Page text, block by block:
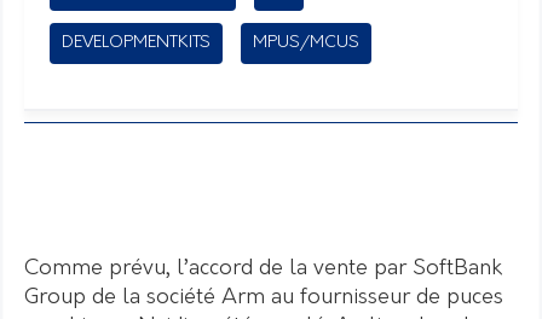
DEVELOPMENTKITS MPUS/MCUS
Comme prévu, l’accord de la vente par SoftBank
Group de la société Arm au fournisseur de puces